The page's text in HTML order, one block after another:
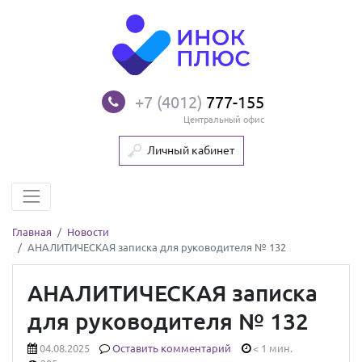
+7 (4012) 777-155
Центральный офис
Личный кабинет
Главная
Новости
АНАЛИТИЧЕСКАЯ записка для руководителя № 132
АНАЛИТИЧЕСКАЯ записка
для руководителя № 132
04.08.2025 Оставить комментарий
< 1 мин.